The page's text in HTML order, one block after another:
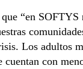
“en SOFTYS
Los adultos
con